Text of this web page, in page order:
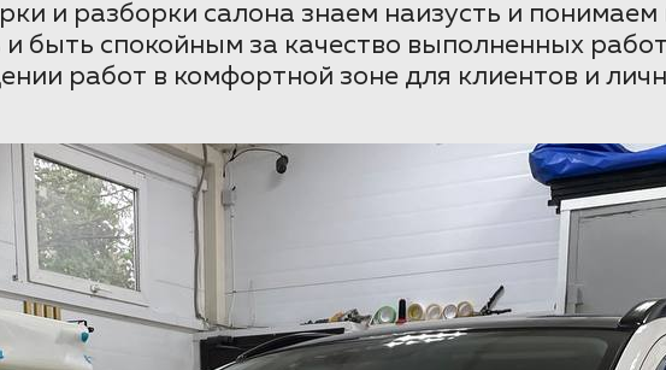
и разборки салона знаем наизусть и
быть спокойным за качество выполненных
работ в комфортной зоне для клиентов и